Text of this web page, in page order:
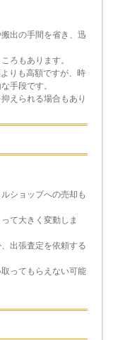
出の手間を省き、迅
ろもあります。
りも高額ですが、時
手段です。
えられる場合もあり
ショップへの売却も
て大きく変動しま
出張査定を依頼する
ってもらえない可能